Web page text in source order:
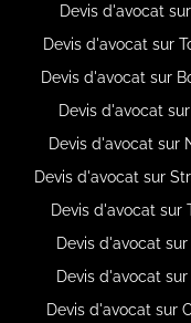
Devis d'avocat
Devis d'avocat sur
Devis d'avocat sur
Devis d'avocat
Devis d'avocat sur
Devis d'avocat sur
Devis d'avocat sur
Devis d'avocat
Devis d'avocat
Devis d'avocat sur